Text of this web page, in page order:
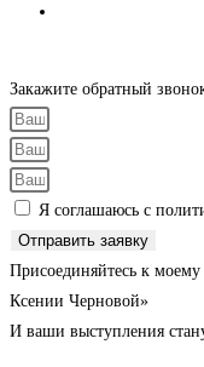
Закажите обратный
Я соглашаюсь с
Отправить заявку
Присоединяйтесь к
Ксении Черновой»
И ваши выступления